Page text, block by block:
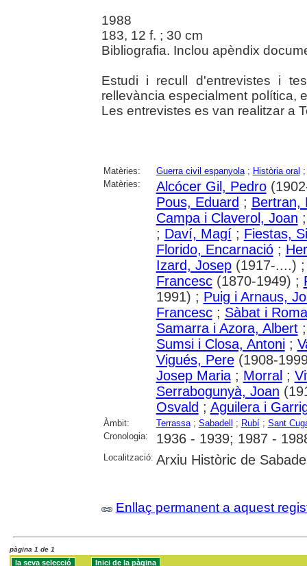
1988
183, 12 f. ; 30 cm
Bibliografia. Inclou apèndix
Estudi i recull d'entrevistes i
rellevància especialment política,
Les entrevistes es van realitzar a
Matèries: Guerra civil espanyola; Història oral
Matèries:
Alcócer Gil, Pedro
Pous, Eduard ; Bertran,
Campa i Claverol, Joan
; Daví, Magí; Fiestas,
Florido, Encarnació;
Izard, Josep(1917-....)
Francesc(1870-1949) ;
1991) ; Puig i Arnaus,
Francesc; Sàbat i
Samarra i Azora, Albert
Sumsi i Closa, Antoni;
Vigués, Pere(1908-
Josep Maria; Morral ;
Serrabogunyà, Joan
Osvald ; Aguilera i
Àmbit: Terrassa; Sabadell ; Rubí; Sant
Cronologia:
1936 - 1939; 1987 -
Localització: Arxiu Històric de
Enllaç permanent a aquest
pàgina 1 de 1